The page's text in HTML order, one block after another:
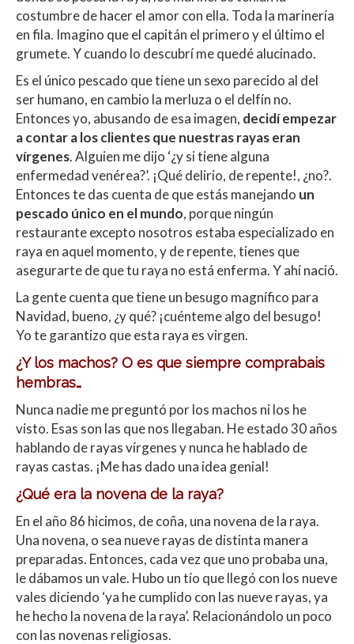
costumbre de hacer el amor con ella. Toda la marinería
en fila. Imagino que el capitán el primero y el último el
grumete. Y cuando lo descubrí me quedé alucinado.
Es el único pescado que tiene un sexo parecido al del
ser humano, en cambio la merluza o el delfín no.
Entonces yo, abusando de esa imagen, decidí empezar
a contar a los clientes que nuestras rayas eran
vírgenes. Alguien me dijo ‘¿y si tiene alguna
enfermedad venérea?’. ¡Qué delirio, de repente!, ¿no?.
Entonces te das cuenta de que estás manejando un
pescado único en el mundo, porque ningún
restaurante excepto nosotros estaba especializado en
raya en aquel momento, y de repente, tienes que
asegurarte de que tu raya no está enferma. Y ahí nació.
La gente cuenta que tiene un besugo magnífico para
Navidad, bueno, ¿y qué? ¡cuénteme algo del besugo!
Yo te garantizo que esta raya es virgen.
¿Y los machos? O es que siempre comprabais
hembras…
Nunca nadie me preguntó por los machos ni los he
visto. Esas son las que nos llegaban. He estado 30 años
hablando de rayas vírgenes y nunca he hablado de
rayas castas. ¡Me has dado una idea genial!
¿Qué era la novena de la raya?
En el año 86 hicimos, de coña, una novena de la raya.
Una novena, o sea nueve rayas de distinta manera
preparadas. Entonces, cada vez que uno probaba una,
le dábamos un vale. Hubo un tío que llegó con los nueve
vales diciendo ‘ya he cumplido con las nueve rayas, ya
he hecho la novena de la raya’. Relacionándolo un poco
con las novenas religiosas.